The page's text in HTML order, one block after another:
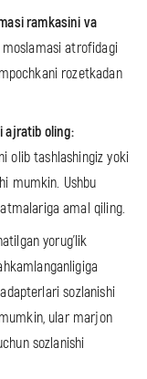
ramkasini va
atrofidagi
rozetkadan
ajratib oling:
olib tashlashingiz yoki
mumkin. Ushbu
amal qiling.
yorug'lik
sozlanishi
ular marjon
sozlanishi